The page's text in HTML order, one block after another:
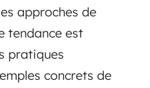
approches de
tendance est
pratiques
concrets de